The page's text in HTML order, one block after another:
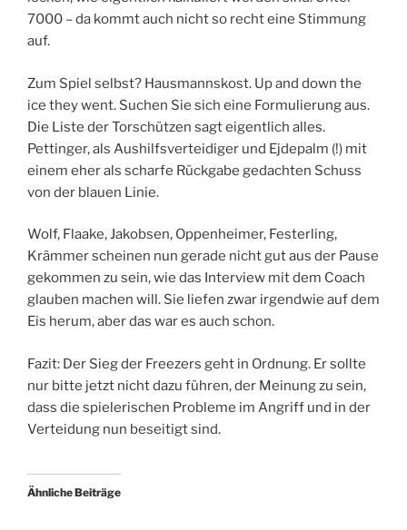
7000 – da kommt auch nicht so recht eine Stimmung
auf.
Zum Spiel selbst? Hausmannskost. Up and down the
ice they went. Suchen Sie sich eine Formulierung aus.
Die Liste der Torschützen sagt eigentlich alles.
Pettinger, als Aushilfsverteidiger und Ejdepalm (!) mit
einem eher als scharfe Rückgabe gedachten Schuss
von der blauen Linie.
Wolf, Flaake, Jakobsen, Oppenheimer, Festerling,
Krämmer scheinen nun gerade nicht gut aus der Pause
gekommen zu sein, wie das Interview mit dem Coach
glauben machen will. Sie liefen zwar irgendwie auf dem
Eis herum, aber das war es auch schon.
Fazit: Der Sieg der Freezers geht in Ordnung. Er sollte
nur bitte jetzt nicht dazu führen, der Meinung zu sein,
dass die spielerischen Probleme im Angriff und in der
Verteidung nun beseitigt sind.
Ähnliche Beiträge